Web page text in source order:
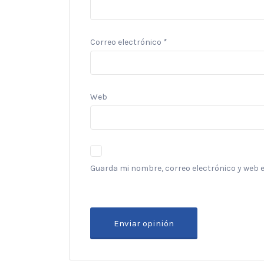
Correo electrónico *
Web
Guarda mi nombre, correo electrónico y web